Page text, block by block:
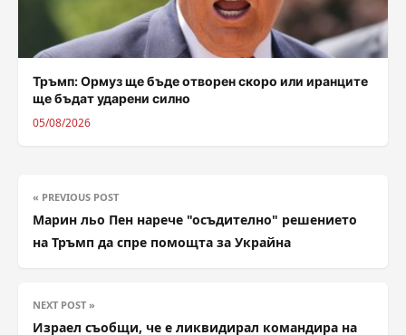
Тръмп: Ормуз ще бъде отворен скоро или иранците
ще бъдат ударени силно
05/08/2026
« PREVIOUS POST
Марин льо Пен нарече "осъдително" решението
на Тръмп да спре помощта за Украйна
NEXT POST »
Израел съобщи, че е ликвидирал командира на